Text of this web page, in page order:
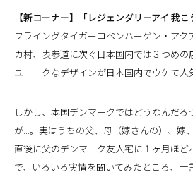
【新コーナー】「レジェンダリーアイ 我こ
フライングタイガーコペンハーゲン・アク
カ村、表参道に次ぐ日本国内では３つめの
ユニークなデザインが日本国内でウケて人
しかし、本国デンマークではどうなんだ
が...。実はうちの父、母（嫁さんの）、嫁
直後に父のデンマーク友人宅に１ヶ月ほど
で、いろいろ実情を聞いてみたところ、